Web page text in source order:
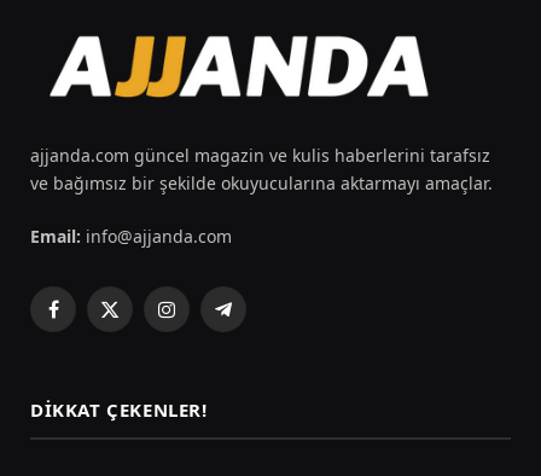
ajjanda.com güncel magazin ve kulis haberlerini tarafsız
ve bağımsız bir şekilde okuyucularına aktarmayı amaçlar.
Email: info@ajjanda.com
Facebook
X
InstagramTelegram
DIKKAT ÇEKENLER!